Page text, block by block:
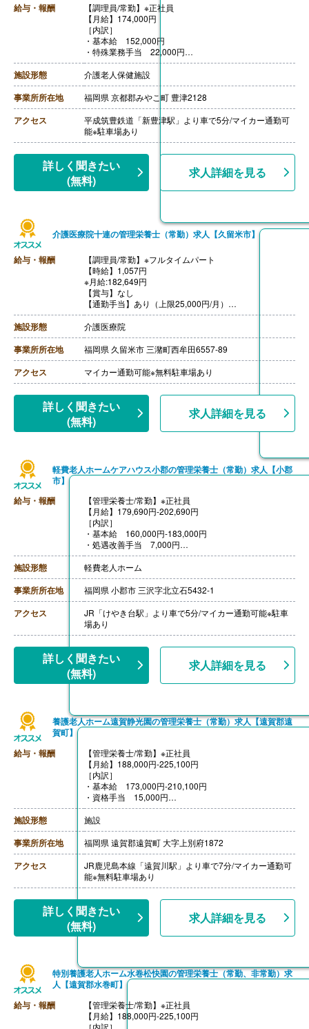
給与・報酬
【調理員/常勤】※正社員
【月給】174,000円
［内訳］
・基本給 152,000円
・特殊業務手当 22,000円
［その他手当］
・処遇改善手当 5,000円/月※施設の業況により変動
【賞与】年2回（計2.00ヶ月分）※前年度実績
【通勤手当】あり（上限20,900円/月）
【昇給】あり（1月あたり9,610円）※前年度実績
【退職金】あり※勤続3年以上
【調理員/非常勤】
【時給】1,057円
・処遇改善手当 2,500円-5,000円/月※勤務時間、施設の
業況により変動
【賞与】年2回（計10,000円-50,000円）※前年度実績
【通勤手当】あり（上限961円/日）
施設形態 介護老人保健施設
事業所所在地 福岡県 京都郡みやこ町 豊津2128
アクセス
平成筑豊鉄道「新豊津駅」より車で5分/マイカー通勤可
能※駐車場あり
詳しく聞きたい
(無料)
求人詳細を見る
介護医療院十連の管理栄養士（常勤）求人【久留米市】
給与・報酬
【調理員/常勤】※フルタイムパート
【時給】1,057円
※月給:182,649円
【賞与】なし
【通勤手当】あり（上限25,000円/月）
【昇給】なし
【退職金】なし
施設形態 介護医療院
事業所所在地 福岡県 久留米市 三潴町西牟田6557-89
アクセス マイカー通勤可能※無料駐車場あり
詳しく聞きたい
(無料)
求人詳細を見る
軽費老人ホームケアハウス小郡の管理栄養士（常勤）求人【小郡
市】
給与・報酬
【管理栄養士/常勤】※正社員
【月給】179,690円-202,690円
［内訳］
・基本給 160,000円-183,000円
・処遇改善手当 7,000円
・資格手当 8,000円
・調整手当 4,690円（基本給160,000円の場合）
［その他手当］
・子供扶養手当 3,000円-6,000円/人
・奨学金返済支援制度 上限20,000円
【賞与】年3回（計3.00ヶ月分）※前年度実績
【通勤手当】あり（上限25,000円/月）
【昇給】あり（1月あたり50円-） ※前年度実績
【退職金】あり※勤続1年以上、共済加入
施設形態 軽費老人ホーム
事業所所在地 福岡県 小郡市 三沢字北立石5432-1
アクセス
JR「けやき台駅」より車で5分/マイカー通勤可能※駐車
場あり
詳しく聞きたい
(無料)
求人詳細を見る
養護老人ホーム遠賀静光園の管理栄養士（常勤）求人【遠賀郡遠
賀町】
給与・報酬
【管理栄養士/常勤】※正社員
【月給】188,000円-225,100円
［内訳］
・基本給 173,000円-210,100円
・資格手当 15,000円
［その他手当］
・役職手当 15,000円
・特別責任手当 25,000円
・早出手当 1,200円/回
・住宅手当 最大27,000円
・扶養手当 配偶者16,000円、子供55,000円-10,500円※
人数により加算
・職位手当
【通勤手当】あり（上限50,000円/月）
【昇給】あり（1月あたり1,500円-4,500円）※前年度実
績
【退職金】あり※勤続3.5年以上、退職金共済加入
施設形態 施設
事業所所在地 福岡県 遠賀郡遠賀町 大字上別府1872
アクセス
JR鹿児島本線「遠賀川駅」より車で7分/マイカー通勤可
能※無料駐車場あり
詳しく聞きたい
(無料)
求人詳細を見る
特別養護老人ホーム水卷松快園の管理栄養士（常勤、非常勤）求
人【遠賀郡水巻町】
給与・報酬
【管理栄養士/常勤】※正社員
【月給】188,000円-225,100円
［内訳］